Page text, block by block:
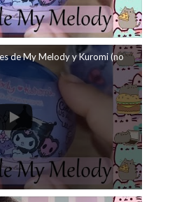
de My Melody y Kuromi (no